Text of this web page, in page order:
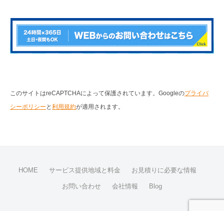
このサイトはreCAPTCHAによって保護されています。Googleのプライバ
シーポリシー と 利用規約が適用されます。
HOME サービス提供地域と料金 お見積りに必要な情報
お問い合わせ 会社情報 Blog